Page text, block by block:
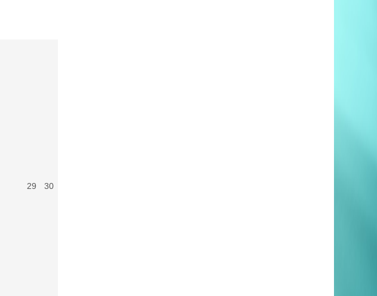
29 30